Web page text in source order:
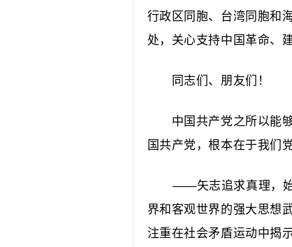
行政区同胞、台湾同胞和
处，关心支持中国革命、
同志们、朋友们！
中国共产党之所以能够
国共产党，根本在于我们
——矢志追求真理，始
界和客观世界的强大思想
注重在社会矛盾运动中揭